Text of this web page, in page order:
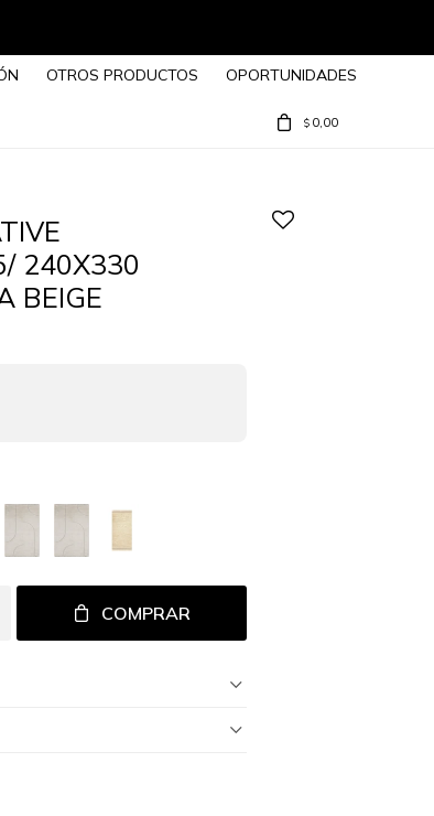
OTROS PRODUCTOS OPORTUNIDADES
$ 0,00
240X330
BEIGE
COMPRAR